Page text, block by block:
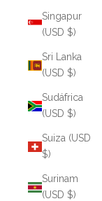
Singapur
(USD $)
Sri Lanka
(USD $)
Sudáfrica
(USD $)
Suiza (USD
$)
Surinam
(USD $)